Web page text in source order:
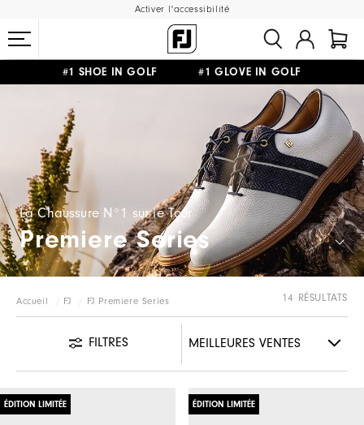
Activer l'accessibilité
#1 SHOE IN GOLF #1 GLOVE IN GOLF
RETOUR GRATUIT
La Chaussure N°1 sur le Tour
Premiere Series
Accueil FJ FJ Premiere Series 14 RÉSULTATS
FILTRES
ÉDITION LIMITÉE ÉDITION LIMITÉE